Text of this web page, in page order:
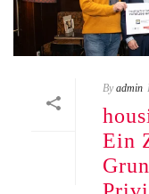
By admin
Ein